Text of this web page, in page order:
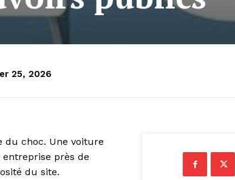
25, 2026
du choc. Une voiture
près de
du site.